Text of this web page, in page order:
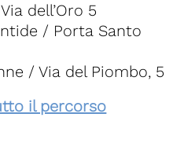
dell’Oro 5
/ Porta Santo
/ Via del Piombo, 5
il percorso